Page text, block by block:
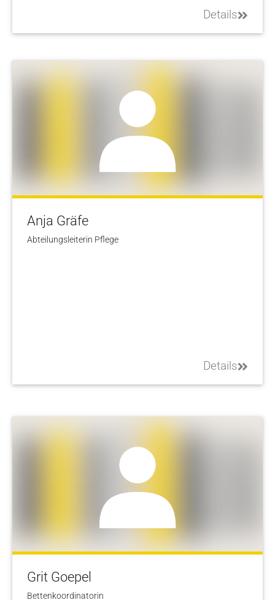
Details
Anja Gräfe
Abteilungsleiterin Pflege
Details
Grit Goepel
Bettenkoordinatorin